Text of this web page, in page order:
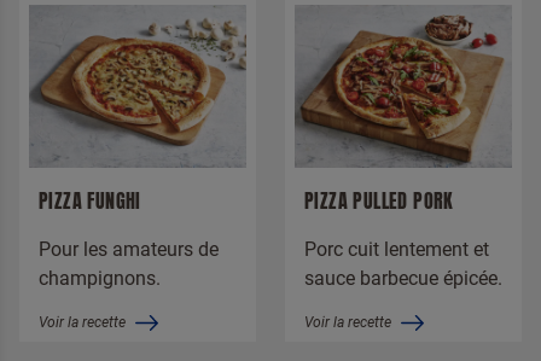
PIZZA FUNGHI
Pour les amateurs de
champignons.
Voir la recette
PIZZA PULLED PORK
Porc cuit lentement et
sauce barbecue épicée.
Voir la recette